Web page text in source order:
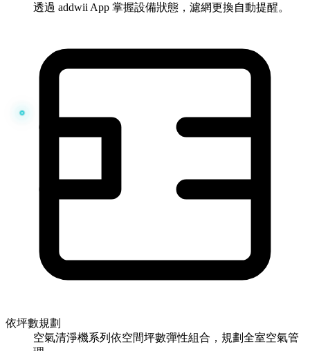
透過 addwii App 掌握設備狀態，濾網更換自動提醒。
依坪數規劃
空氣清淨機系列依空間坪數彈性組合，規劃全室空氣管